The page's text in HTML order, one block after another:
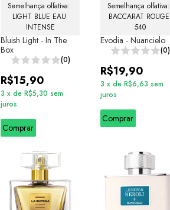
Semelhança olfativa:
LIGHT BLUE EAU
INTENSE
Bluish Light - In The
Box
(0)
R$15,90
3 x de R$5,30 sem
juros
Comprar
Semelhança olfativa:
BACCARAT ROUGE
540
Evodia - Nuancielo
(0)
R$19,90
3 x de R$6,63 sem
juros
Comprar